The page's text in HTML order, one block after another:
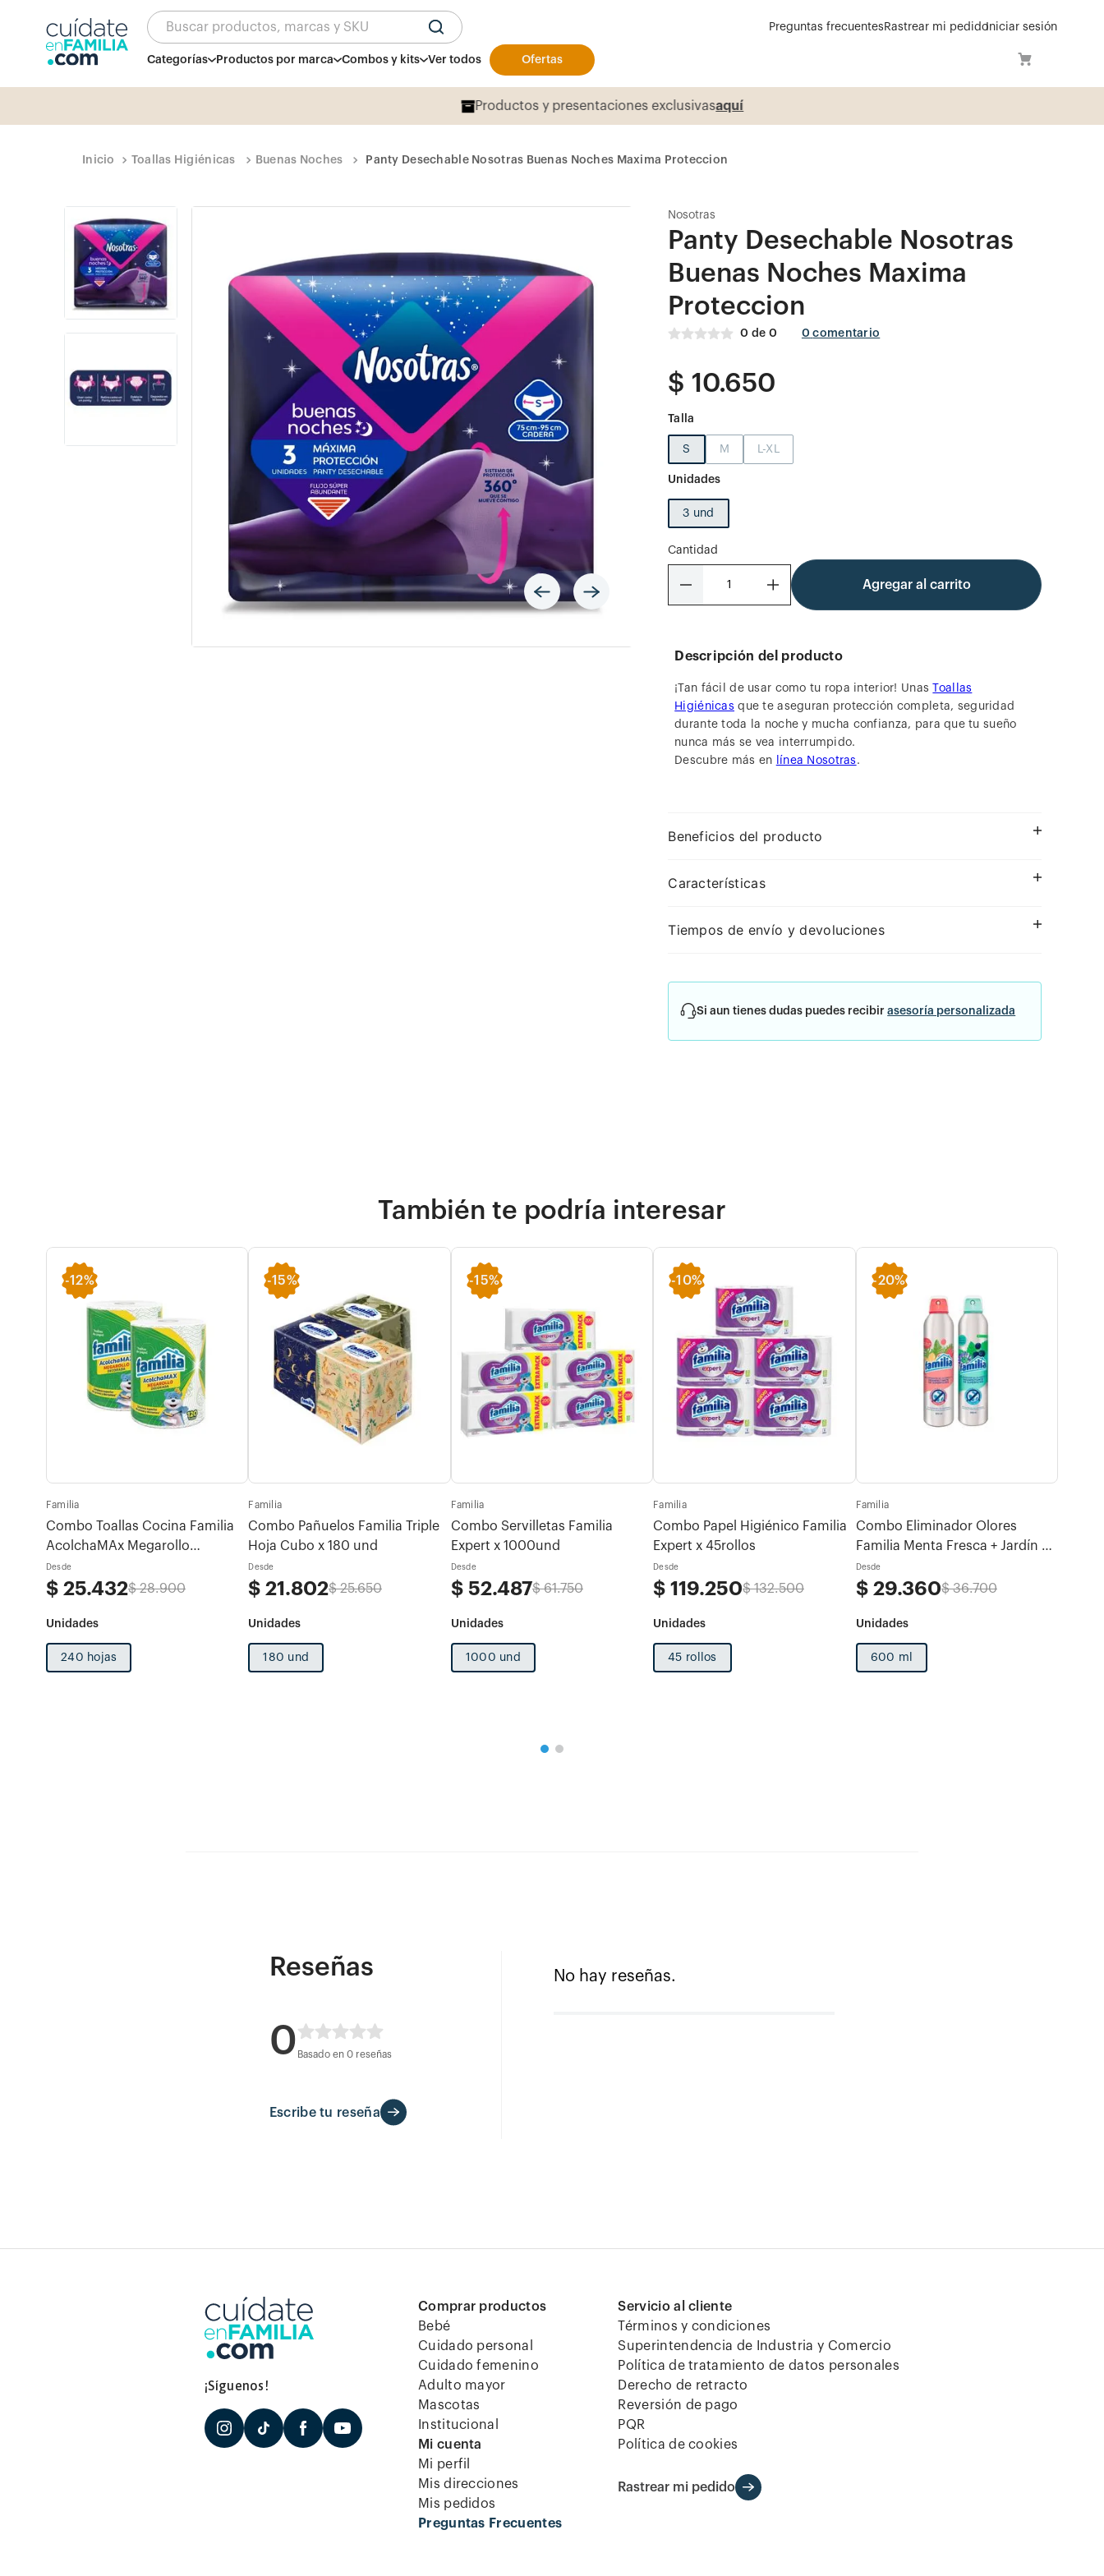
Buscar productos, marcas y SKU Preguntas frecuentes Rastrear mi pedidoIniciar sesión
Categorías Productos por marca Combos y kits Ver todos Ofertas
Productos y presentaciones exclusivasaquí
Toallas Higiénicas Buenas Noches Panty Desechable Nosotras Buenas Noches Maxima Proteccion
Nosotras
Panty Desechable Nosotras
Buenas Noches Maxima
Proteccion
0 de 0 0 comentario
$ 10.650
Talla
S M L-XL
3 und
Cantidad
＋
－ Agregar al carrito
Descripción del producto
¡Tan fácil de usar como tu ropa interior! Unas
Toallas
Higiénicas que te aseguran protección completa, seguridad
durante toda la noche y mucha confianza, para que tu sueño
nunca más se vea interrumpido.
Descubre más en
línea Nosotras .
Beneficios del producto
Características
Tiempos de envío y devoluciones
Si aun tienes dudas puedes recibirasesoría personalizada
También te podría interesar
-12%
Familia
Combo Toallas Cocina Familia
AcolchaMAx Megarollo
Decoradas 2 rollos x 120 hojas
Desde
$ 25.432$ 28.900
240 hojas
-15%
Familia
Combo Pañuelos Familia Triple
Hoja Cubo x 180 und
Desde
$ 21 .802$ 25.650
180 und
-15%
Familia
Combo Servilletas Familia
Expert x 1000und
Desde
$ 52.487$ 61.750
1000 und
-10%
Familia
Combo Papel Higiénico Familia
Expert x 45rollos
Desde
$ 119.250$ 132.500
45 rollos
-20%
Familia
Combo Eliminador Olores
Familia Menta Fresca + Jardín de
Verano
Desde
$ 29.360$ 36.700
600 ml
Reseñas
0 Basado en 0 reseñas
Escribe tu reseña
No hay reseñas.
¡Síguenos!
Comprar productos
Bebé
Cuidado personal
Cuidado femenino
Adulto mayor
Mascotas
Institucional
Mi cuenta
Mi perfil
Mis direcciones
Mis pedidos
Preguntas Frecuentes
Servicio al cliente
Términos y condiciones
Superintendencia de Industria y Comercio
Política de tratamiento de datos personales
Derecho de retracto
Reversión de pago
PQR
Política de cookies
Rastrear mi pedido